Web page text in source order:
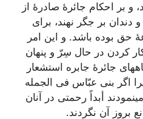
و بر احکام‌ جائرۀ صادرۀ از
دندان‌ بر جگر نهند، برای
حق‌ بوده‌ باشد. و اين‌ امر
کردن‌ در حال‌ سِرّ و پنهان‌
جائرۀ جابره‌ استشعار
اگر بنی عبّاس‌ فی الجمله‌
أبداً رحمتی در آنان‌
بروز آن‌ نگردند.